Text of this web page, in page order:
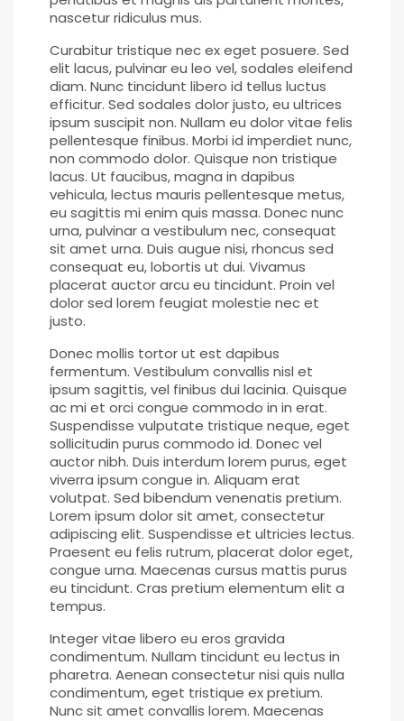
nascetur ridiculus mus.
Curabitur tristique nec ex eget posuere. Sed
elit lacus, pulvinar eu leo vel, sodales eleifend
diam. Nunc tincidunt libero id tellus luctus
efficitur. Sed sodales dolor justo, eu ultrices
ipsum suscipit non. Nullam eu dolor vitae felis
pellentesque finibus. Morbi id imperdiet nunc,
non commodo dolor. Quisque non tristique
lacus. Ut faucibus, magna in dapibus
vehicula, lectus mauris pellentesque metus,
eu sagittis mi enim quis massa. Donec nunc
urna, pulvinar a vestibulum nec, consequat
sit amet urna. Duis augue nisi, rhoncus sed
consequat eu, lobortis ut dui. Vivamus
placerat auctor arcu eu tincidunt. Proin vel
dolor sed lorem feugiat molestie nec et
justo.
Donec mollis tortor ut est dapibus
fermentum. Vestibulum convallis nisl et
ipsum sagittis, vel finibus dui lacinia. Quisque
ac mi et orci congue commodo in in erat.
Suspendisse vulputate tristique neque, eget
sollicitudin purus commodo id. Donec vel
auctor nibh. Duis interdum lorem purus, eget
viverra ipsum congue in. Aliquam erat
volutpat. Sed bibendum venenatis pretium.
Lorem ipsum dolor sit amet, consectetur
adipiscing elit. Suspendisse et ultricies lectus.
Praesent eu felis rutrum, placerat dolor eget,
congue urna. Maecenas cursus mattis purus
eu tincidunt. Cras pretium elementum elit a
tempus.
Integer vitae libero eu eros gravida
condimentum. Nullam tincidunt eu lectus in
pharetra. Aenean consectetur nisi quis nulla
condimentum, eget tristique ex pretium.
Nunc sit amet convallis lorem. Maecenas